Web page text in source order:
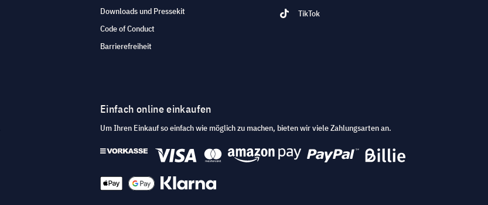
Downloads und Pressekit
Code of Conduct
Barrierefreiheit
TikTok
Einfach online einkaufen
Um Ihren Einkauf so einfach wie möglich zu machen, bieten wir viele Zahlungsarten an.